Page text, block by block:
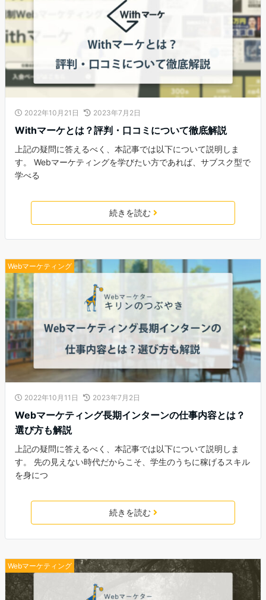
2022年10月21日 2023年7月2日
Withマーケとは？評判・口コミについて徹底解説
上記の疑問に答えるべく、本記事では以下について説明しま
す。 Webマーケティングを学びたい方であれば、サブスク型で
学べる
続きを読む
Webマーケティング
2022年10月11日 2023年7月2日
Webマーケティング長期インターンの仕事内容とは？
選び方も解説
上記の疑問に答えるべく、本記事では以下について説明しま
す。 先の見えない時代だからこそ、学生のうちに稼げるスキル
を身につ
続きを読む
Webマーケティング